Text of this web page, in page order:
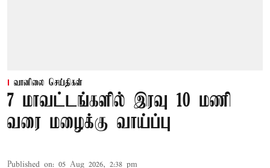
வானிலை செய்திகள்
7 மாவட்டங்களில் இரவு 10 மணி
வரை மழைக்கு வாய்ப்பு
Published on: 05 Aug 2026, 2:38 pm